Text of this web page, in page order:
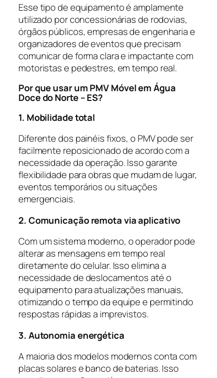
Esse tipo de equipamento é amplamente
utilizado por concessionárias de rodovias,
órgãos públicos, empresas de engenharia e
organizadores de eventos que precisam
comunicar de forma clara e impactante com
motoristas e pedestres, em tempo real.
Por que usar um PMV Móvel em Água
Doce do Norte – ES?
1. Mobilidade total
Diferente dos painéis fixos, o PMV pode ser
facilmente reposicionado de acordo com a
necessidade da operação. Isso garante
flexibilidade para obras que mudam de lugar,
eventos temporários ou situações
emergenciais.
2. Comunicação remota via aplicativo
Com um sistema moderno, o operador pode
alterar as mensagens em tempo real
diretamente do celular. Isso elimina a
necessidade de deslocamentos até o
equipamento para atualizações manuais,
otimizando o tempo da equipe e permitindo
respostas rápidas a imprevistos.
3. Autonomia energética
A maioria dos modelos modernos conta com
placas solares e banco de baterias. Isso